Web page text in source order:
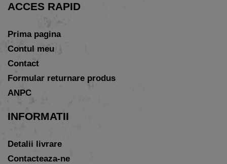
ACCES RAPID
Prima pagina
Contul meu
Contact
Formular returnare produs
ANPC
INFORMATII
Detalii livrare
Contacteaza-ne